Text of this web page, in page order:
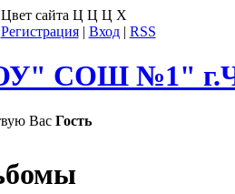
Цвет сайта Ц Ц Ц Х
Регистрация| Вход| RSS
СОШ №1"
Вас Гость